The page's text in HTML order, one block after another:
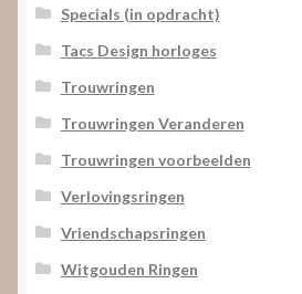
Specials (in opdracht)
Tacs Design horloges
Trouwringen
Trouwringen Veranderen
Trouwringen voorbeelden
Verlovingsringen
Vriendschapsringen
Witgouden Ringen